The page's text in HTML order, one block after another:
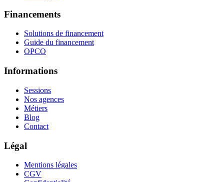
Financements
Solutions de financement
Guide du financement
OPCO
Informations
Sessions
Nos agences
Métiers
Blog
Contact
Légal
Mentions légales
CGV